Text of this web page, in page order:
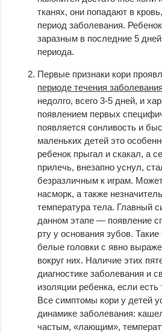
тканях, они попадают в
период заболевания.
заразным в последние 5
периода.
Первые признаки кори
периоде течения заболевания
недолго, всего 3-5 дней, и
появлением первых
появляется сонливость и
маленьких детей это
ребенок прыгал и скакал, а
прилечь, внезапно уснул,
безразличным к играм.
насморк, а также
температура тела. Главный
данном этапе — появление
рту у основания зубов.
белые головки с явно
вокруг них. Наличие этих
диагностике заболевания и
изоляции ребенка, если
Все симптомы кори у детей
динамике заболевания:
частым, «лающим»,